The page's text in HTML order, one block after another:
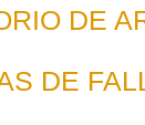
DE
DE